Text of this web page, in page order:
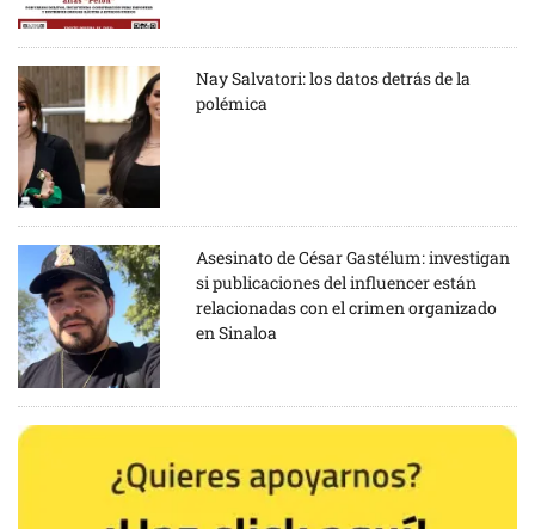
Nay Salvatori: los datos detrás de la
polémica
Asesinato de César Gastélum: investigan
si publicaciones del influencer están
relacionadas con el crimen organizado
en Sinaloa